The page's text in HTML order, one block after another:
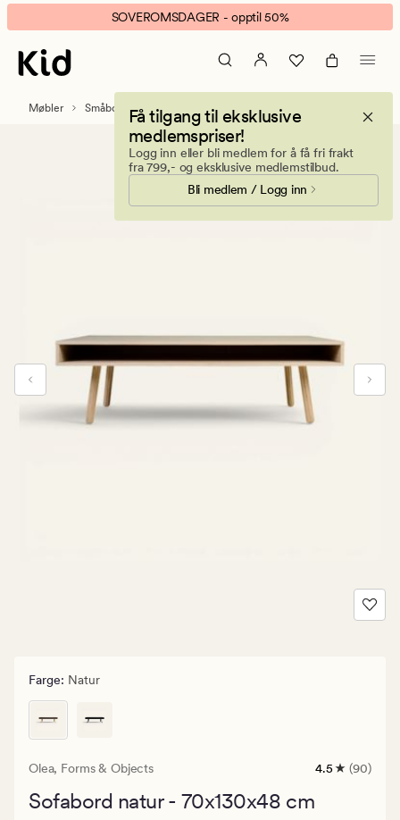
Olea
sofabord
natur
banner.
Klikk
ESCAPE
SOVEROMSDAGER - opptil 50%
Få tilgang til eksklusive
medlemspriser!
Logg inn eller bli medlem for å få fri frakt
fra 799,- og eksklusive medlemstilbud.
Bli medlem / Logg inn
Møbler Småbord og sofabord
Farge: Natur
Olea, Forms & Objects
90
4.5 (90)
Sofabord natur - 70x130x48 cm